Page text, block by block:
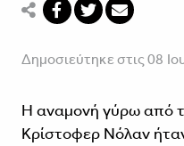
Δημοσιεύτηκε στις 08
Η αναμονή γύρω από
Κρίστοφερ Νόλαν